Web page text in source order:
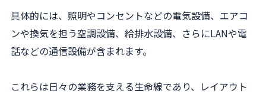
具体的には、照明やコンセントなどの電気設備、エアコ
ンや換気を担う空調設備、給排水設備、さらにLANや電
話などの通信設備が含まれます。
これらは日々の業務を支える生命線であり、レイアウト